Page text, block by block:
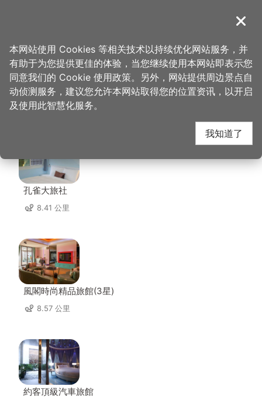
導覽
首页 > 想去的地方 > 住宿 > 贝多芬旅馆
贝多芬旅馆 周边住宿
孔雀大旅社
8.41 公里
風閣時尚精品旅館(3星)
8.57 公里
約客頂級汽車旅館
关闭
本网站使用 Cookies 等相关技术以持续优化网站服务，并
有助于为您提供更佳的体验，当您继续使用本网站即表示您
同意我们的 Cookie 使用政策。另外，网站提供周边景点自
动侦测服务，建议您允许本网站取得您的位置资讯，以开启
及使用此智慧化服务。
我知道了